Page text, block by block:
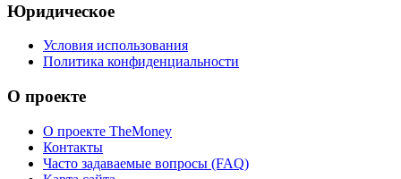
Юридическое
Условия использования
Политика конфиденциальности
О проекте
О проекте TheMoney
Контакты
Часто задаваемые вопросы (FAQ)